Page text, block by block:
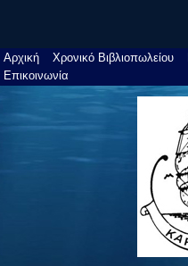
Αρχική Χρονικό Βιβλιοπωλείου
Επικοινωνία